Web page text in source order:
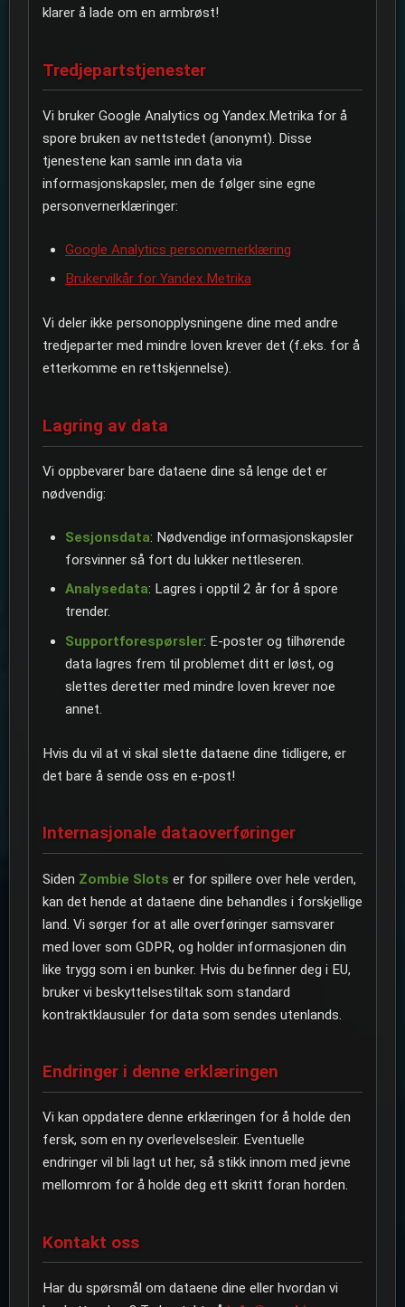
klarer å lade om en armbrøst!
Tredjepartstjenester
Vi bruker Google Analytics og Yandex.Metrika for å
spore bruken av nettstedet (anonymt). Disse
tjenestene kan samle inn data via
informasjonskapsler, men de følger sine egne
personvernerklæringer:
Google Analytics personvernerklæring
Brukervilkår for Yandex.Metrika
Vi deler ikke personopplysningene dine med andre
tredjeparter med mindre loven krever det (f.eks. for å
etterkomme en rettskjennelse).
Lagring av data
Vi oppbevarer bare dataene dine så lenge det er
nødvendig:
Sesjonsdata: Nødvendige informasjonskapsler
forsvinner så fort du lukker nettleseren.
Analysedata: Lagres i opptil 2 år for å spore
trender.
Supportforespørsler: E-poster og tilhørende
data lagres frem til problemet ditt er løst, og
slettes deretter med mindre loven krever noe
annet.
Hvis du vil at vi skal slette dataene dine tidligere, er
det bare å sende oss en e-post!
Internasjonale dataoverføringer
Siden Zombie Slots er for spillere over hele verden,
kan det hende at dataene dine behandles i forskjellige
land. Vi sørger for at alle overføringer samsvarer
med lover som GDPR, og holder informasjonen din
like trygg som i en bunker. Hvis du befinner deg i EU,
bruker vi beskyttelsestiltak som standard
kontraktklausuler for data som sendes utenlands.
Endringer i denne erklæringen
Vi kan oppdatere denne erklæringen for å holde den
fersk, som en ny overlevelsesleir. Eventuelle
endringer vil bli lagt ut her, så stikk innom med jevne
mellomrom for å holde deg ett skritt foran horden.
Kontakt oss
Har du spørsmål om dataene dine eller hvordan vi